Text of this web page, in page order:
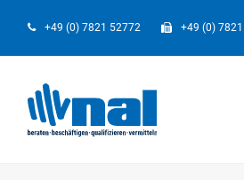
+49 (0) 7821 52772 +49 (0)